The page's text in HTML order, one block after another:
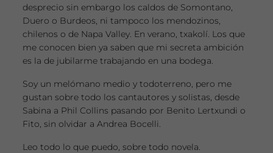
desprecio sin embargo los caldos de Somontano,
Duero o Burdeos, ni tampoco los mendozinos,
chilenos o de Napa Valley. En verano, txakolí. Los que
me conocen bien ya saben que mi secreta ambición
es la de jubilarme trabajando en una bodega.
Soy un melómano medio y todoterreno, pero me
gustan sobre todo los cantautores y solistas, desde
Sabina a Phil Collins pasando por Benito Lertxundi o
Fito, sin olvidar a Andrea Bocelli.
Leo todo lo que puedo, sobre todo novela.